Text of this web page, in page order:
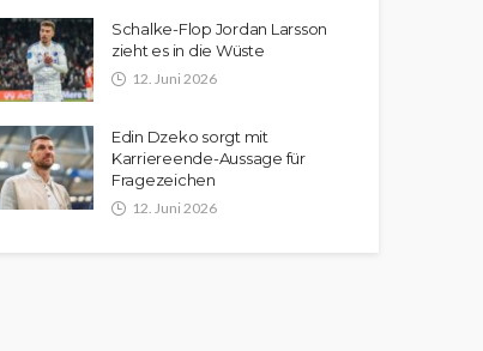
Schalke-Flop Jordan Larsson
zieht es in die Wüste
12. Juni 2026
Edin Dzeko sorgt mit
Karriereende-Aussage für
Fragezeichen
12. Juni 2026